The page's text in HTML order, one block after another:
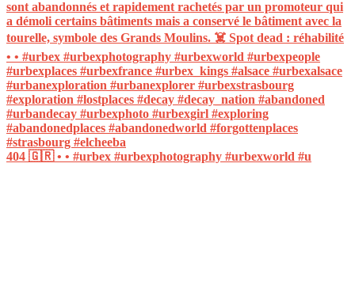
404 🇬🇷 • • #urbex #urbexphotography #urbexworld #u